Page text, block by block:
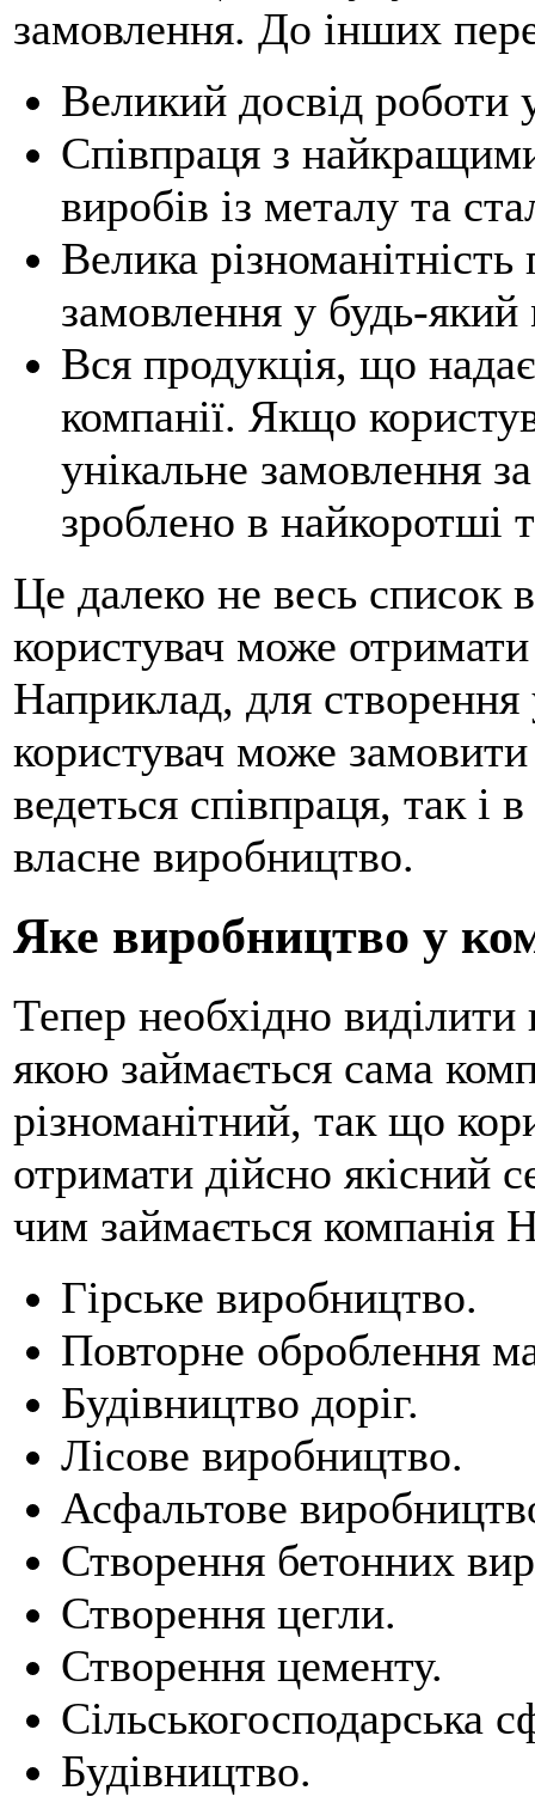
замовлення. До інших
Великий досвід роботи
Співпраця з
виробів із металу та
Велика
замовлення у будь-
Вся продукція, що
компанії. Якщо
унікальне замовлення
зроблено в найкоротші
Це далеко не весь список
користувач може
Наприклад, для створення
користувач може
ведеться співпраця, так і
власне виробництво.
Яке виробництво у
Тепер необхідно
якою займається сама
різноманітний, так що
отримати дійсно якісний
чим займається компанія
Гірське виробництво.
Повторне оброблення
Будівництво доріг.
Лісове виробництво.
Асфальтове
Створення бетонних
Створення цегли.
Створення цементу.
Сільськогосподарська
Будівництво.